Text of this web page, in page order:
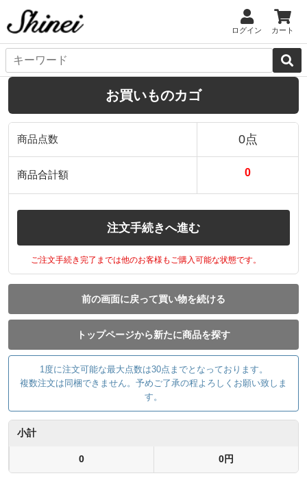
ログイン カート
お買いものカゴ
商品点数 0点
商品合計額 0
注文手続きへ進む
ご注文手続き完了までは他のお客様もご購入可能な状態です。
前の画面に戻って買い物を続ける
トップページから新たに商品を探す
1度に注文可能な最大点数は30点までとなっております。
複数注文は同梱できません。予めご了承の程よろしくお願い致しま
す。
小計
0 0円